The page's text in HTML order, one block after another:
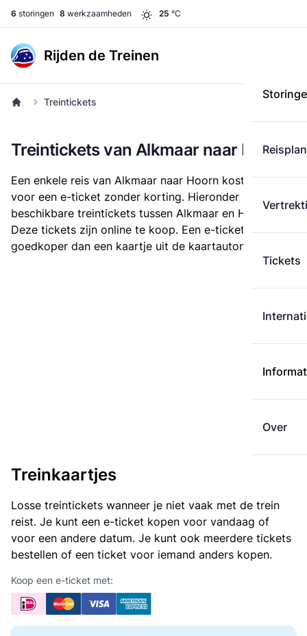
6 storingen 8 werkzaamheden 25 °C
Rijden de Treinen
Tickets
Over
Treintickets
Treintickets van Alkmaar naar Hoorn
Een enkele reis van Alkmaar naar Hoorn kost € 6,60
voor een e-ticket zonder korting. Hieronder staan alle
beschikbare treintickets tussen Alkmaar en Hoorn.
Deze tickets zijn online te koop. Een e-ticket is altijd
goedkoper dan een kaartje uit de kaartautomaat.
Treinkaartjes
Losse treintickets wanneer je niet vaak met de trein
reist. Je kunt een e-ticket kopen voor vandaag of
voor een andere datum. Je kunt ook meerdere tickets
bestellen of een ticket voor iemand anders kopen.
Koop een e-ticket met: